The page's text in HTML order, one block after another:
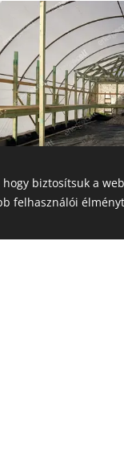
biztosítsuk a
felhasználói